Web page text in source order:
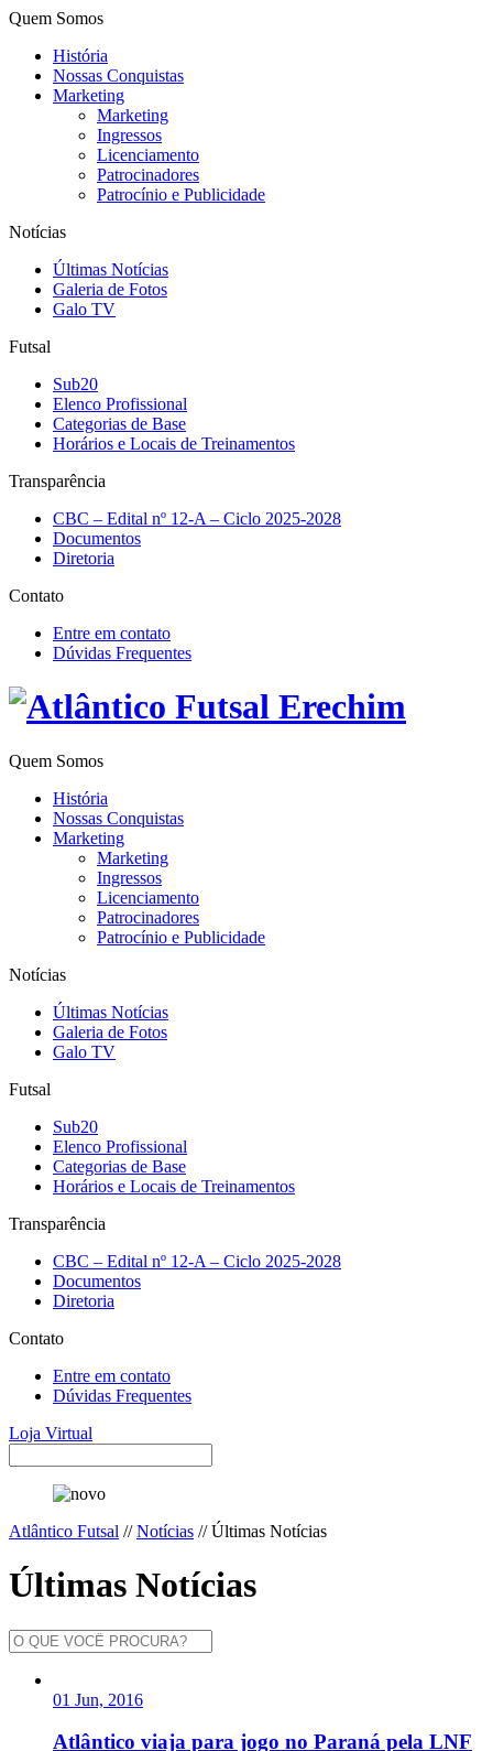
Quem Somos
História
Nossas Conquistas
Marketing
Marketing
Ingressos
Licenciamento
Patrocinadores
Patrocínio e Publicidade
Notícias
Últimas Notícias
Galeria de Fotos
Galo TV
Futsal
Sub20
Elenco Profissional
Categorias de Base
Horários e Locais de Treinamentos
Transparência
CBC – Edital nº 12-A – Ciclo 2025-2028
Documentos
Diretoria
Contato
Entre em contato
Dúvidas Frequentes
Quem Somos
História
Nossas Conquistas
Marketing
Marketing
Ingressos
Licenciamento
Patrocinadores
Patrocínio e Publicidade
Notícias
Últimas Notícias
Galeria de Fotos
Galo TV
Futsal
Sub20
Elenco Profissional
Categorias de Base
Horários e Locais de Treinamentos
Transparência
CBC – Edital nº 12-A – Ciclo 2025-2028
Documentos
Diretoria
Contato
Entre em contato
Dúvidas Frequentes
Loja Virtual
Atlântico Futsal //Notícias //Últimas Notícias
Últimas Notícias
01 Jun, 2016
Atlântico viaja para jogo no Paraná pela LNF